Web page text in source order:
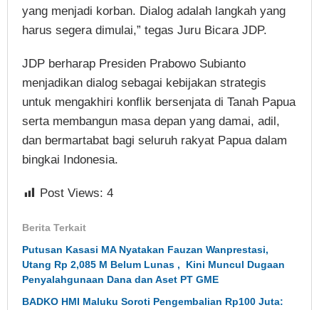
yang menjadi korban. Dialog adalah langkah yang
harus segera dimulai,” tegas Juru Bicara JDP.
JDP berharap Presiden Prabowo Subianto
menjadikan dialog sebagai kebijakan strategis
untuk mengakhiri konflik bersenjata di Tanah Papua
serta membangun masa depan yang damai, adil,
dan bermartabat bagi seluruh rakyat Papua dalam
bingkai Indonesia.
Post Views: 4
Berita Terkait
Putusan Kasasi MA Nyatakan Fauzan Wanprestasi,
Utang Rp 2,085 M Belum Lunas , Kini Muncul Dugaan
Penyalahgunaan Dana dan Aset PT GME
BADKO HMI Maluku Soroti Pengembalian Rp100 Juta: